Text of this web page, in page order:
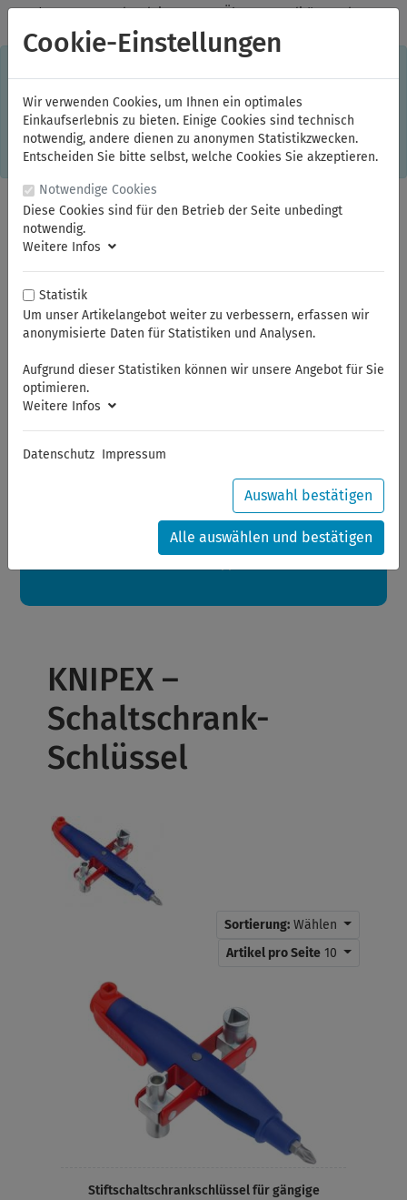
✓Jeden Monat starke Aktionen ✓Über 20 Qualitätsmarken ✓
Kostenlose Lieferung im Inland ab 150,00 Euro Bruttowarenwert
Einkaufserlebnis. Dabei werden beispielsweise die Session-
Informationen oder die Spracheinstellung auf Ihrem Rechner
gespeichert. Ohne Cookies ist der Funktionsumfang des
Online-Shops eingeschränkt. Sind Sie damit nicht
einverstanden, klicken Sie bitte hier.
Sommerferien
Sehr geehrte Kunden,
Ihre Bestellungen in diesem Zeitraum werden ab dem
24.08.2026 verschickt.
Eine schöne Sommerpause
KNIPEX –
Schaltschrank-
Schlüssel
Sortierung: Wählen
Artikel pro Seite 10
Stiftschaltschrankschlüssel für gängige
Cookie-Einstellungen
Wir verwenden Cookies, um Ihnen ein optimales
Einkaufserlebnis zu bieten. Einige Cookies sind technisch
notwendig, andere dienen zu anonymen Statistikzwecken.
Entscheiden Sie bitte selbst, welche Cookies Sie akzeptieren.
Notwendige Cookies
Diese Cookies sind für den Betrieb der Seite unbedingt
notwendig.
Weitere Infos
Statistik
Um unser Artikelangebot weiter zu verbessern, erfassen wir
anonymisierte Daten für Statistiken und Analysen.
Aufgrund dieser Statistiken können wir unsere Angebot für Sie
optimieren.
Weitere Infos
Datenschutz Impressum
Auswahl bestätigen
Alle auswählen und bestätigen